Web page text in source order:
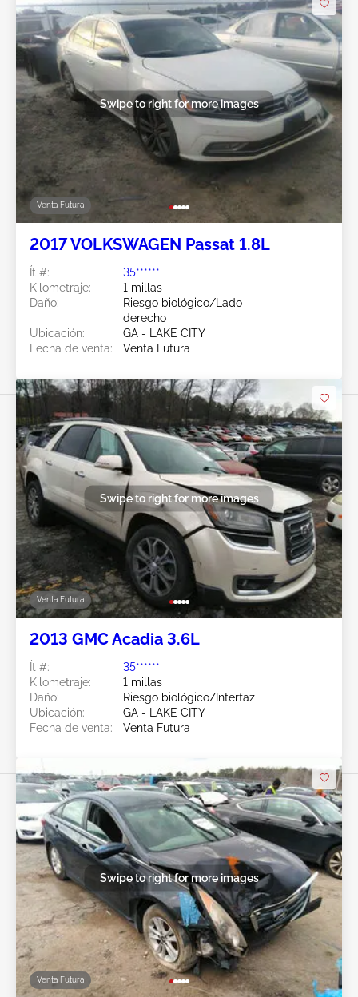
Venta Futura
Swipe to right for more images
2017 VOLKSWAGEN Passat 1.8L
Ít #:
35******
Kilometraje:
1 millas
Daño:
Riesgo biológico/Lado
derecho
Ubicación:
GA - LAKE CITY
Fecha de venta:
Venta Futura
Venta Futura
Swipe to right for more images
2013 GMC Acadia 3.6L
Ít #:
35******
Kilometraje:
1 millas
Daño:
Riesgo biológico/Interfaz
Ubicación:
GA - LAKE CITY
Fecha de venta:
Venta Futura
Venta Futura
Swipe to right for more images